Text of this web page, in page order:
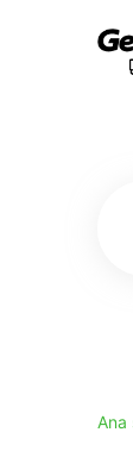
Ana